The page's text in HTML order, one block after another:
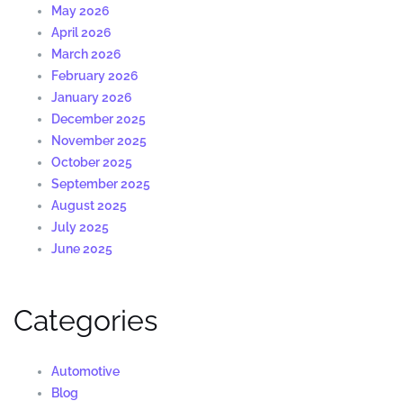
May 2026
April 2026
March 2026
February 2026
January 2026
December 2025
November 2025
October 2025
September 2025
August 2025
July 2025
June 2025
Categories
Automotive
Blog